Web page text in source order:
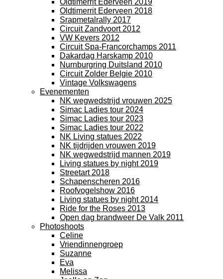
Oldtimerrit Ederveen 2019
Oldtimerrit Ederveen 2018
Srapmetalrally 2017
Circuit Zandvoort 2012
VW Kevers 2012
Circuit Spa-Francorchamps 2011
Dakardag Harskamp 2010
Nurnburgring Duitsland 2010
Circuit Zolder Belgie 2010
Vintage Volkswagens
Evenementen
NK wegwedstrijd vrouwen 2025
Simac Ladies tour 2024
Simac Ladies tour 2023
Simac Ladies tour 2022
NK Living statues 2022
NK tijdrijden vrouwen 2019
NK wegwedstrijd mannen 2019
Living statues by night 2019
Streetart 2018
Schapenscheren 2016
Roofvogelshow 2016
Living statues by night 2014
Ride for the Roses 2013
Open dag brandweer De Valk 2011
Photoshoots
Celine
Vriendinnengroep
Suzanne
Eva
Melissa